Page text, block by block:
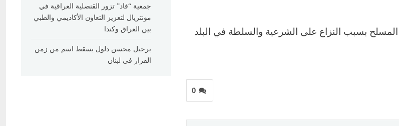
بسبب النزاع على الشرعية والسلطة في البلد
0
جمعية “فاد” تزور القنصلية العراقية في
مونتريال لتعزيز التعاون الأكاديمي والطبي
بين العراق وكندا
برحيل محسن دلول يسقط اسم من زمن
القرار في لبنان